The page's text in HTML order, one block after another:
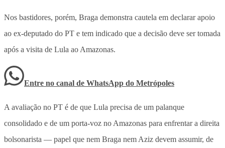
Nos bastidores, porém, Braga demonstra cautela em declarar apoio
ao ex-deputado do PT e tem indicado que a decisão deve ser tomada
após a visita de Lula ao Amazonas.
Entre no canal de WhatsApp do Metrópoles
A avaliação no PT é de que Lula precisa de um palanque
consolidado e de um porta-voz no Amazonas para enfrentar a direita
bolsonarista — papel que nem Braga nem Aziz devem assumir, de